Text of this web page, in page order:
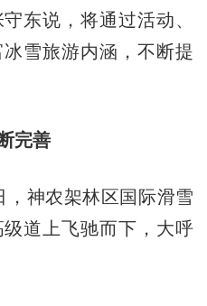
东说，将通过活动、
雪旅游内涵，不断提
完善
神农架林区国际滑雪
道上飞驰而下，大呼